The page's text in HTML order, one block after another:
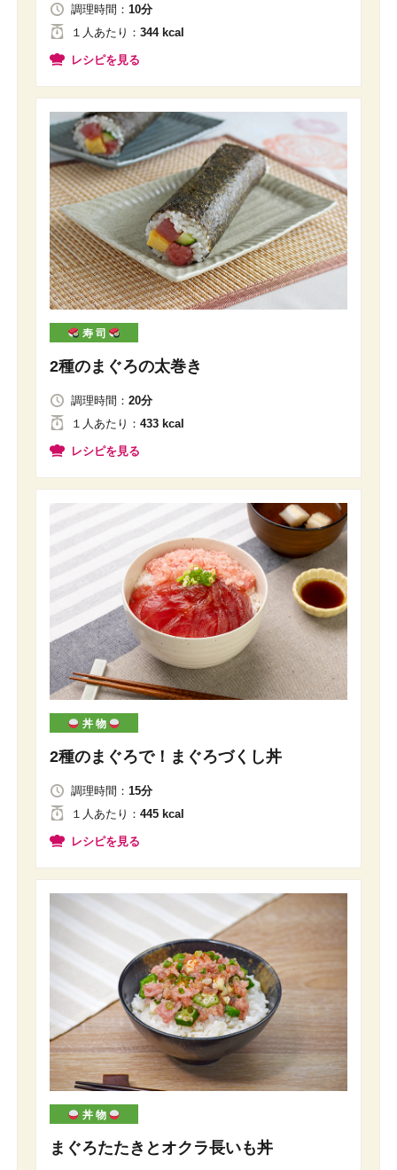
調理時間： 10分
１人あたり ： 344 kcal
レシピを見る
寿 司
2種のまぐろの太巻き
調理時間： 20分
１人 あたり ： 433 kcal
レシピを見る
丼 物
2種のまぐろで！まぐろづくし丼
調理時間： 15分
１人あたり ： 445 kcal
レシピを見る
丼 物
まぐろたたきとオクラ長いも丼